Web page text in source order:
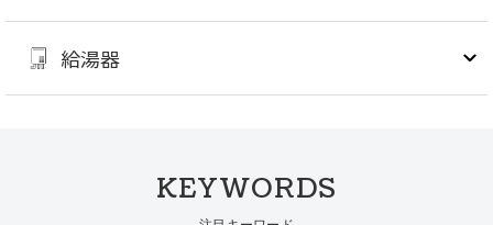
給湯器
KEYWORDS